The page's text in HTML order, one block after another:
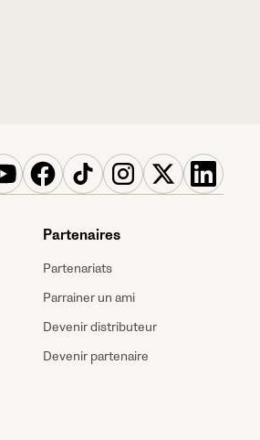
Partenaires
Partenariats
Parrainer un ami
Devenir distributeur
Devenir partenaire